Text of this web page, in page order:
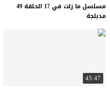
مسلسل ما زلت في 17 الحلقة 49
مدبلجة
45:47